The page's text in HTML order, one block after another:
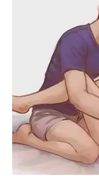
Ključ je u balansu
Za Ribe, maj je
intuicija jača i
dramatičan
oslobađa od
Ako dozvolite sebi
možete ući u